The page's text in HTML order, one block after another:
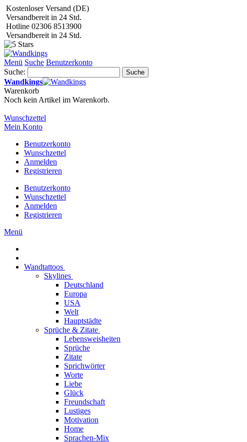
Kostenloser Versand (DE)
Versandbereit in 24 Std.
Hotline 02306 8513900
Versandbereit in 24 Std.
Menü Suche Benutzerkonto
Suche:
Suche
Wandkings
Warenkorb
Noch kein Artikel im Warenkorb.
Wunschzettel
Mein Konto
Benutzerkonto
Wunschzettel
Anmelden
Registrieren
Benutzerkonto
Wunschzettel
Anmelden
Registrieren
Menü
Wandtattoos
Skylines
Deutschland
Europa
USA
Welt
Hauptstädte
Sprüche & Zitate
Lebensweisheiten
Sprüche
Zitate
Sprichwörter
Worte
Liebe
Glück
Freundschaft
Lustiges
Motivation
Home
Sprachen-Mix